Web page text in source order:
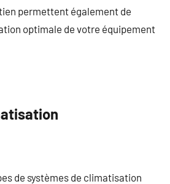
permettent également de
optimale de votre équipement
de systèmes de climatisation